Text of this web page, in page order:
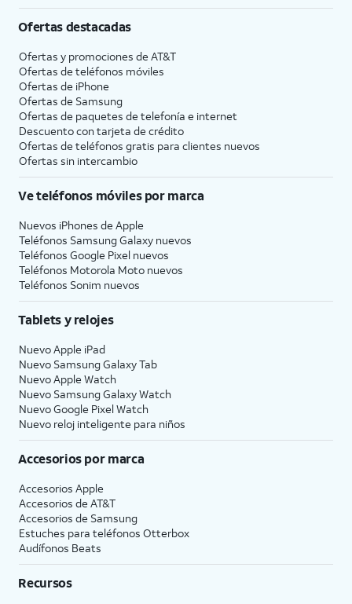
Ofertas destacadas
Ofertas y promociones de AT&T
Ofertas de teléfonos móviles
Ofertas de iPhone
Ofertas de Samsung
Ofertas de paquetes de telefonía e internet
Descuento con tarjeta de crédito
Ofertas de teléfonos gratis para clientes nuevos
Ofertas sin intercambio
Ve teléfonos móviles por marca
Nuevos iPhones de Apple
Teléfonos Samsung Galaxy nuevos
Teléfonos Google Pixel nuevos
Teléfonos Motorola Moto nuevos
Teléfonos Sonim nuevos
Tablets y relojes
Nuevo Apple iPad
Nuevo Samsung Galaxy Tab
Nuevo Apple Watch
Nuevo Samsung Galaxy Watch
Nuevo Google Pixel Watch
Nuevo reloj inteligente para niños
Accesorios por marca
Accesorios Apple
Accesorios de AT&T
Accesorios de Samsung
Estuches para teléfonos Otterbox
Audífonos Beats
Recursos